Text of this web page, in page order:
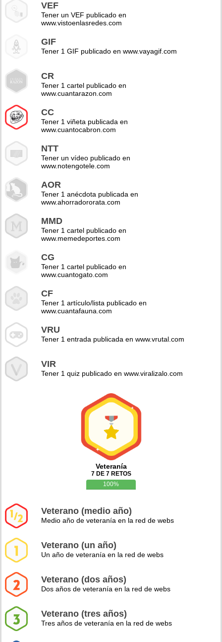
VEF
Tener un VEF publicado en
www.vistoenlasredes.com
GIF
Tener 1 GIF publicado en www.vayagif.com
CR
Tener 1 cartel publicado en
www.cuantarazon.com
CC
Tener 1 viñeta publicada en
www.cuantocabron.com
NTT
Tener un vídeo publicado en
www.notengotele.com
AOR
Tener 1 anécdota publicada en
www.ahorradororata.com
MMD
Tener 1 cartel publicado en
www.memedeportes.com
CG
Tener 1 cartel publicado en
www.cuantogato.com
CF
Tener 1 artículo/lista publicado en
www.cuantafauna.com
VRU
Tener 1 entrada publicada en www.vrutal.com
VIR
Tener 1 quiz publicado en www.viralizalo.com
Veteranía
7 DE 7 RETOS
100%
Veterano (medio año)
Medio año de veteranía en la red de webs
Veterano (un año)
Un año de veteranía en la red de webs
Veterano (dos años)
Dos años de veteranía en la red de webs
Veterano (tres años)
Tres años de veteranía en la red de webs